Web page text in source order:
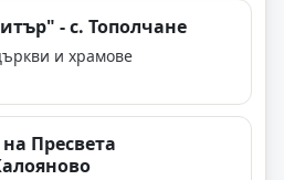
- с. Тополчане
и храмове
Пресвета